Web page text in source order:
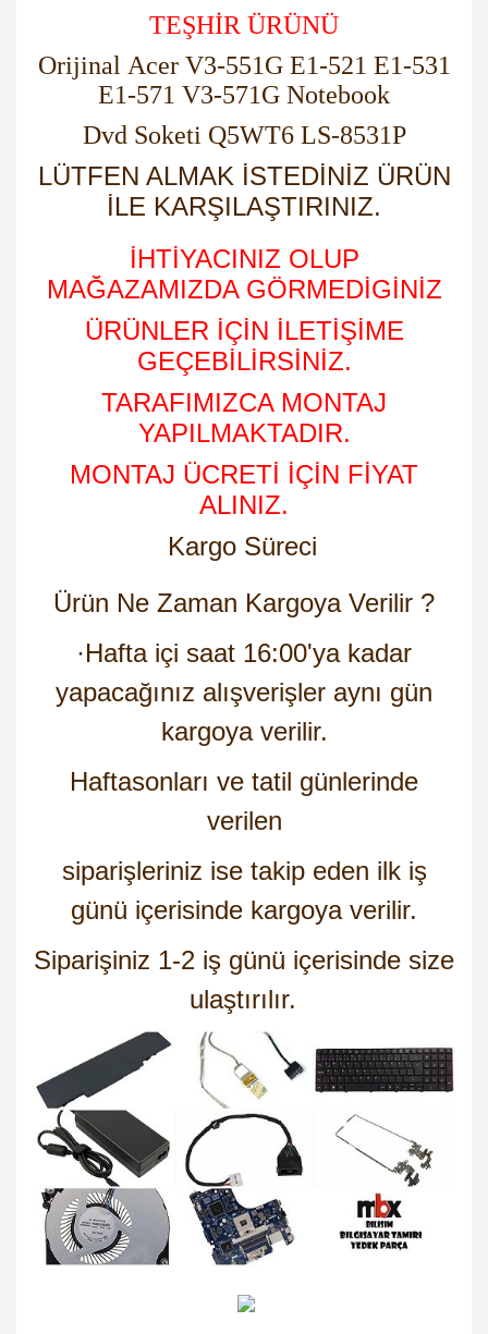
TEŞHİR ÜRÜNÜ
Orijinal Acer V3-551G E1-521 E1-531
E1-571 V3-571G Notebook
Dvd Soketi Q5WT6 LS-8531P
LÜTFEN ALMAK İSTEDİNİZ ÜRÜN
İLE KARŞILAŞTIRINIZ.
İHTİYACINIZ OLUP
MAĞAZAMIZDA GÖRMEDİGİNİZ
ÜRÜNLER İÇİN İLETİŞİME
GEÇEBİLİRSİNİZ.
TARAFIMIZCA MONTAJ
YAPILMAKTADIR.
MONTAJ ÜCRETİ İÇİN FİYAT
ALINIZ.
Kargo Süreci
Ürün Ne Zaman Kargoya Verilir ?
·Hafta içi saat 16:00'ya kadar
yapacağınız alışverişler aynı gün
kargoya verilir.
Haftasonları ve tatil günlerinde
verilen
siparişleriniz ise takip eden ilk iş
günü içerisinde kargoya verilir.
Siparişiniz 1-2 iş günü içerisinde size
ulaştırılır.